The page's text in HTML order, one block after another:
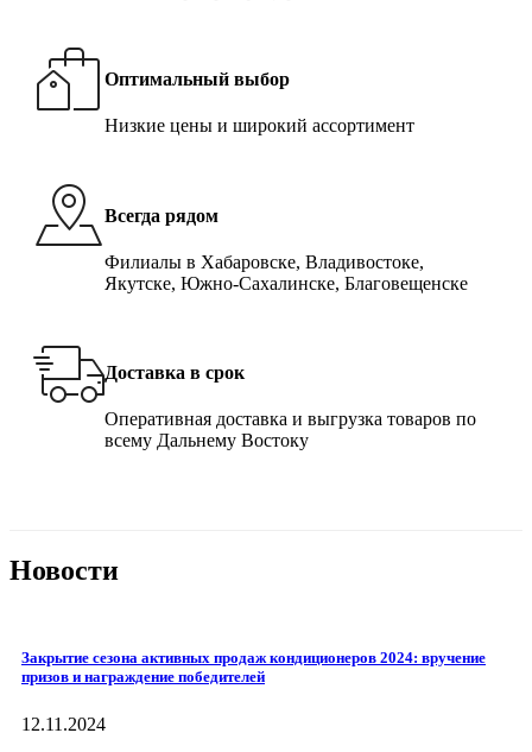
Оптимальный выбор
Низкие цены и широкий ассортимент
Всегда рядом
Филиалы в Хабаровске, Владивостоке,
Якутске, Южно-Сахалинске, Благовещенске
Доставка в срок
Оперативная доставка и выгрузка товаров по
всему Дальнему Востоку
Новости
Закрытие сезона активных продаж кондиционеров 2024: вручение
призов и награждение победителей
12.11.2024